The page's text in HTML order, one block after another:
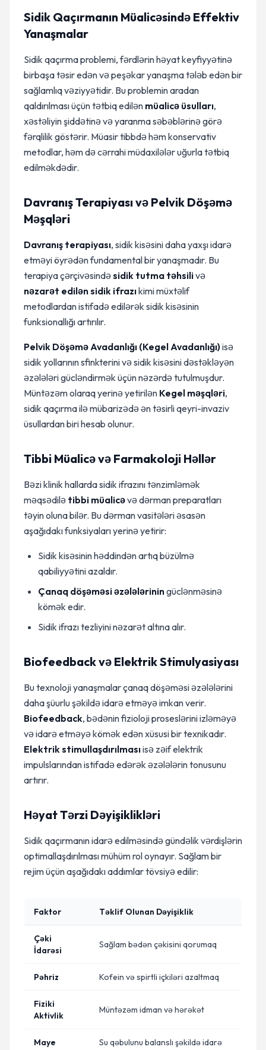
Sidik Qaçırmanın Müalicəsində Effektiv
Yanaşmalar
Sidik qaçırma problemi, fərdlərin həyat keyfiyyətinə
birbaşa təsir edən və peşəkar yanaşma tələb edən bir
sağlamlıq vəziyyətidir. Bu problemin aradan
qaldırılması üçün tətbiq edilən müalicə üsulları,
xəstəliyin şiddətinə və yaranma səbəblərinə görə
fərqlilik göstərir. Müasir tibbdə həm konservativ
metodlar, həm də cərrahi müdaxilələr uğurla tətbiq
edilməkdədir.
Davranış Terapiyası və Pelvik Döşəmə
Məşqləri
Davranış terapiyası, sidik kisəsini daha yaxşı idarə
etməyi öyrədən fundamental bir yanaşmadır. Bu
terapiya çərçivəsindəsidik tutma təhsilivə
nəzarət edilən sidik ifrazıkimi müxtəlif
metodlardan istifadə edilərək sidik kisəsinin
funksionallığı artırılır.
Pelvik Döşəmə Avadanlığı (Kegel Avadanlığı)isə
sidik yollarının sfinkterini və sidik kisəsini dəstəkləyən
əzələləri gücləndirmək üçün nəzərdə tutulmuşdur.
Müntəzəm olaraq yerinə yetirilən Kegel məşqləri,
sidik qaçırma ilə mübarizədə ən təsirli qeyri-invaziv
üsullardan biri hesab olunur.
Tibbi Müalicə və Farmakoloji Həllər
Bəzi klinik hallarda sidik ifrazını tənzimləmək
məqsədilə tibbi müalicəvə dərman preparatları
təyin oluna bilər. Bu dərman vasitələri əsasən
aşağıdakı funksiyaları yerinə yetirir:
Sidik kisəsinin həddindən artıq büzülmə
qabiliyyətini azaldır.
Çanaq döşəməsi əzələləriningüclənməsinə
kömək edir.
Sidik ifrazı tezliyini nəzarət altına alır.
Biofeedback və Elektrik Stimulyasiyası
Bu texnoloji yanaşmalar çanaq döşəməsi əzələlərini
daha şüurlu şəkildə idarə etməyə imkan verir.
Biofeedback, bədənin fizioloji proseslərini izləməyə
və idarə etməyə kömək edən xüsusi bir texnikadır.
Elektrik stimullaşdırılmasıisə zəif elektrik
impulslarından istifadə edərək əzələlərin tonusunu
artırır.
Həyat Tərzi Dəyişiklikləri
Sidik qaçırmanın idarə edilməsində gündəlik vərdişlərin
optimallaşdırılması mühüm rol oynayır. Sağlam bir
rejim üçün aşağıdakı addımlar tövsiyə edilir:
Faktor Təklif Olunan Dəyişiklik
Çəki
İdarəsi
Sağlam bədən çəkisini qorumaq
Pəhriz Kofein və spirtli içkiləri azaltmaq
Fiziki
Aktivlik
Müntəzəm idman və hərəkət
Maye
Su qəbulunu balanslı şəkildə idarə